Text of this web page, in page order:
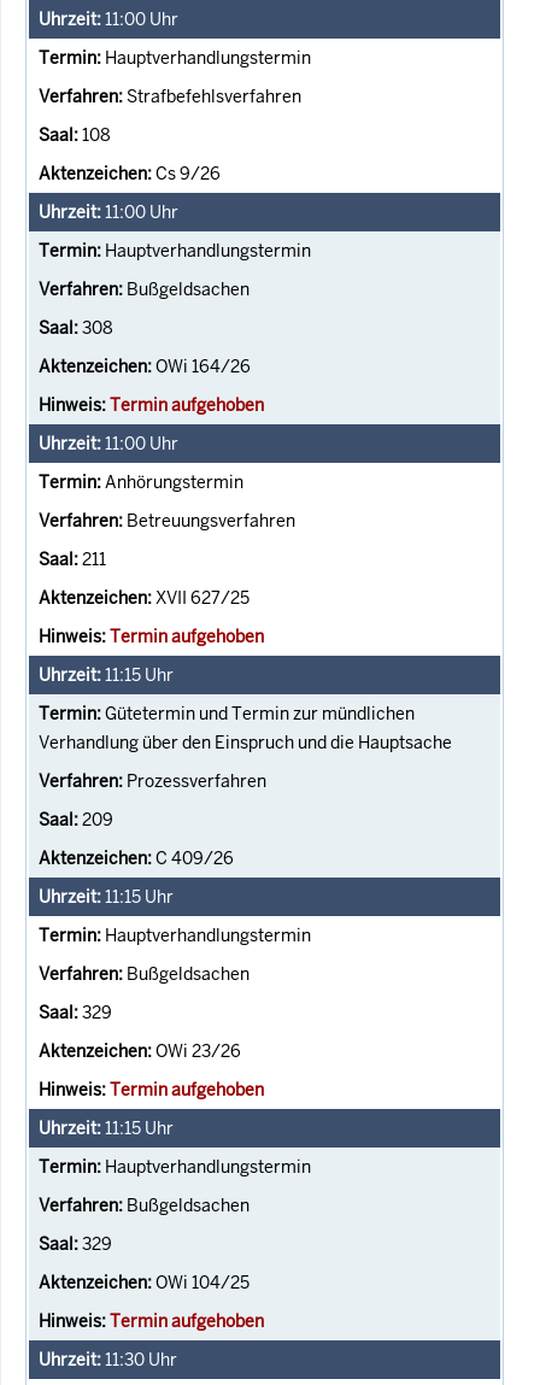
11:00 Uhr
Hauptverhandlungstermin
Strafbefehlsverfahren
108
Cs 9/26
11:00 Uhr
Hauptverhandlungstermin
Bußgeldsachen
308
OWi 164/26
Termin aufgehoben
11:00 Uhr
Anhörungstermin
Betreuungsverfahren
211
XVII 627/25
Termin aufgehoben
11:15 Uhr
Gütetermin und Termin zur mündlichen
Verhandlung über den Einspruch und die Hauptsache
Prozessverfahren
209
C 409/26
11:15 Uhr
Hauptverhandlungstermin
Bußgeldsachen
329
OWi 23/26
Termin aufgehoben
11:15 Uhr
Hauptverhandlungstermin
Bußgeldsachen
329
OWi 104/25
Termin aufgehoben
11:30 Uhr